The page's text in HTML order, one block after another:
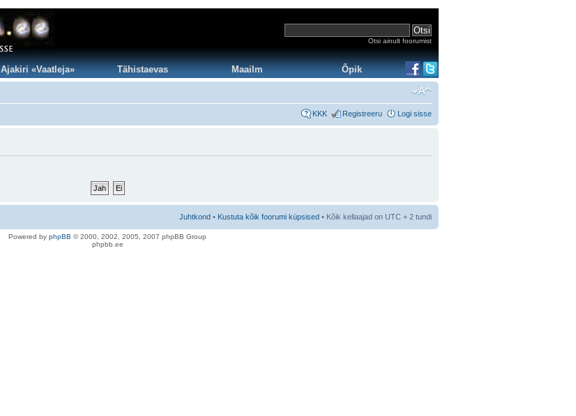
Otsi ainult foorumist
Ajakiri «Vaatleja» Tähistaevas Maailm Õpik
KKK Registreeru Logi sisse
Juhtkond • Kustuta kõik foorumi küpsised • Kõik kellaajad on UTC + 2 tundi
Powered by phpBB © 2000, 2002, 2005, 2007 phpBB Group
phpbb.ee